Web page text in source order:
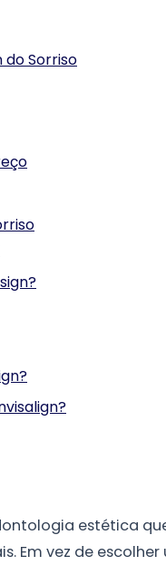
do Sorriso
estética
Em vez de